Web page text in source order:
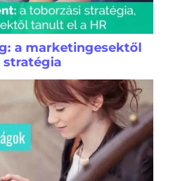
a marketingesektől